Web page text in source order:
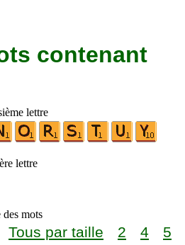
contenant
lettre
lettre
mots
Tous par taille 2 4
5